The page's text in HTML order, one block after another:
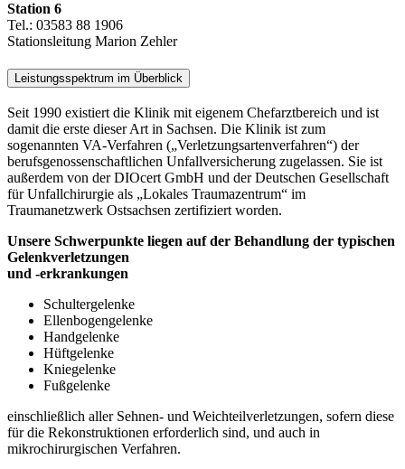
Station 6
Tel.: 03583 88 1906
Stationsleitung Marion Zehler
Leistungsspektrum im Überblick
Seit 1990 existiert die Klinik mit eigenem Chefarztbereich und ist
damit die erste dieser Art in Sachsen. Die Klinik ist zum
sogenannten VA-Verfahren („Verletzungsartenverfahren“) der
berufsgenossenschaftlichen Unfallversicherung zugelassen. Sie ist
außerdem von der DIOcert GmbH und der Deutschen Gesellschaft
für Unfallchirurgie als „Lokales Traumazentrum“ im
Traumanetzwerk Ostsachsen zertifiziert worden.
Unsere Schwerpunkte liegen auf der Behandlung der typischen
Gelenkverletzungen
und -erkrankungen
Schultergelenke
Ellenbogengelenke
Handgelenke
Hüftgelenke
Kniegelenke
Fußgelenke
einschließlich aller Sehnen- und Weichteilverletzungen, sofern diese
für die Rekonstruktionen erforderlich sind, und auch in
mikrochirurgischen Verfahren.